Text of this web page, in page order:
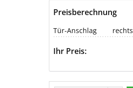
Preisberechnung
Tür-Anschlag rechts
Ihr Preis: